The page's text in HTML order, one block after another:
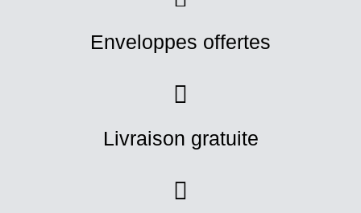
Enveloppes offertes
Livraison gratuite